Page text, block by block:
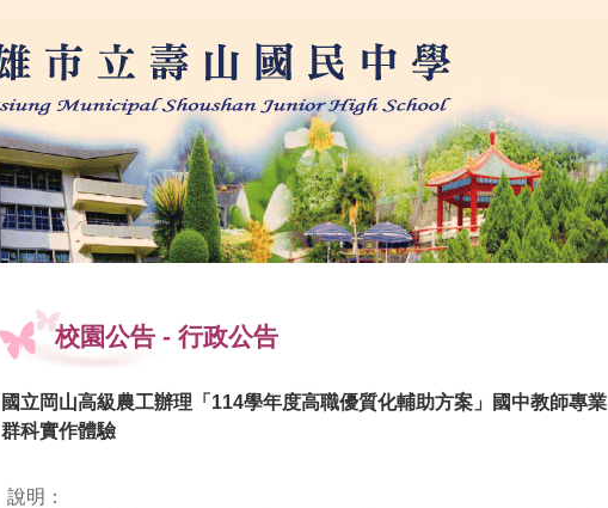
校園公告 - 行政公告
國立岡山高級農工辦理「114學年度高職優質化輔助方案」國中教師專業
群科實作體驗
說明：